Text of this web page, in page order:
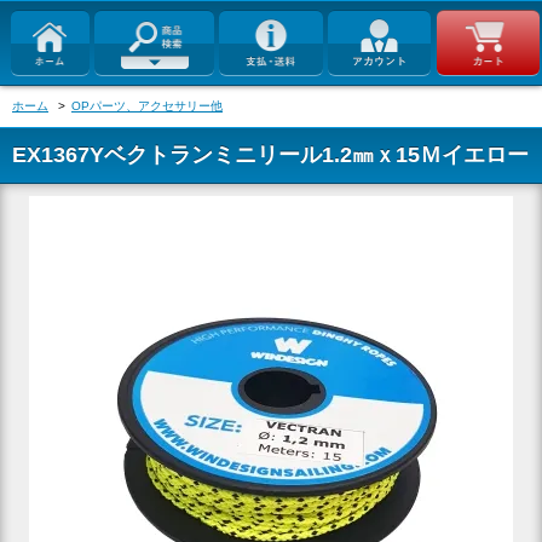
ホーム > OPパーツ、アクセサリー他
EX1367Yベクトランミニリール1.2㎜ｘ15Ｍイエロー